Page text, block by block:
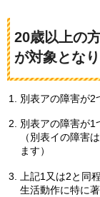
20歳以上の
が対象となり
別表アの障害が2
別表アの障害が1
（別表イの障害
ます）
上記1又は2と同
生活動作に特に